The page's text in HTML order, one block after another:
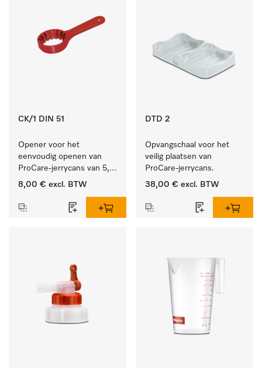
CK/1 DIN 51
Opener voor het
eenvoudig openen van
ProCare-jerrycans van 5,
10 en 20 l.
8,00 € excl. BTW
DTD 2
Opvangschaal voor het
veilig plaatsen van
ProCare-jerrycans.
38,00 € excl. BTW